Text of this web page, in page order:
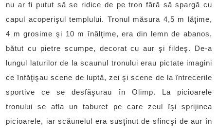
nu ar fi putut să se ridice de pe tron fără să spargă cu
capul acoperişul templului. Tronul măsura 4,5 m lăţime,
4 m grosime şi 10 m înălţime, era din lemn de abanos,
bătut cu pietre scumpe, decorat cu aur şi fildeş. De-a
lungul laturilor de la scaunul tronului erau pictate imagini
ce înfăţişau scene de luptă, zei şi scene de la întrecerile
sportive ce se desfăşurau în Olimp. La picioarele
tronului se afla un taburet pe care zeul îşi sprijinea
picioarele, iar scăunelul era susţinut de sfincşi de aur în